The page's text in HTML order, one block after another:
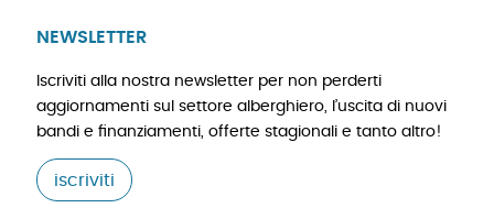
NEWSLETTER
Iscriviti alla nostra newsletter per non perderti
aggiornamenti sul settore alberghiero, l’uscita di nuovi
bandi e finanziamenti, offerte stagionali e tanto altro!
iscriviti